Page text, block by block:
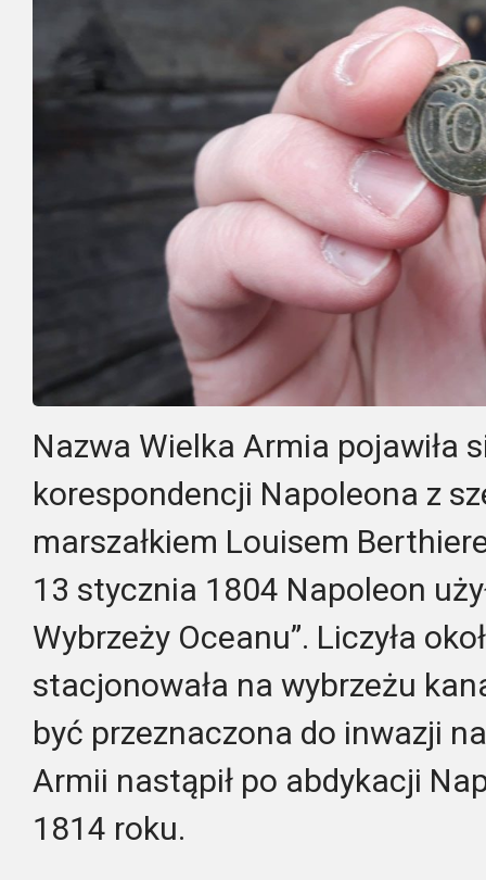
Nazwa Wielka Armia pojawiła
korespondencji Napoleona z
marszałkiem Louisem
13 stycznia 1804 Napoleon
Wybrzeży Oceanu”. Liczyła
stacjonowała na wybrzeżu
być przeznaczona do inwazji
Armii nastąpił po abdykacji
1814 roku.